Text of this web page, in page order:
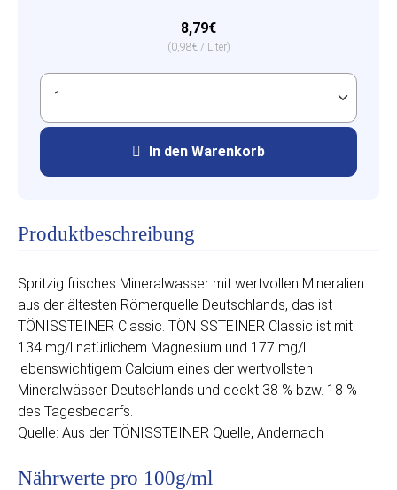
8,79€
(0,98€ / Liter)
In den Warenkorb
Produktbeschreibung
Spritzig frisches Mineralwasser mit wertvollen Mineralien
aus der ältesten Römerquelle Deutschlands, das ist
TÖNISSTEINER Classic. TÖNISSTEINER Classic ist mit
134 mg/l natürlichem Magnesium und 177 mg/l
lebenswichtigem Calcium eines der wertvollsten
Mineralwässer Deutschlands und deckt 38 % bzw. 18 %
des Tagesbedarfs.
Quelle: Aus der TÖNISSTEINER Quelle, Andernach
Nährwerte pro 100g/ml